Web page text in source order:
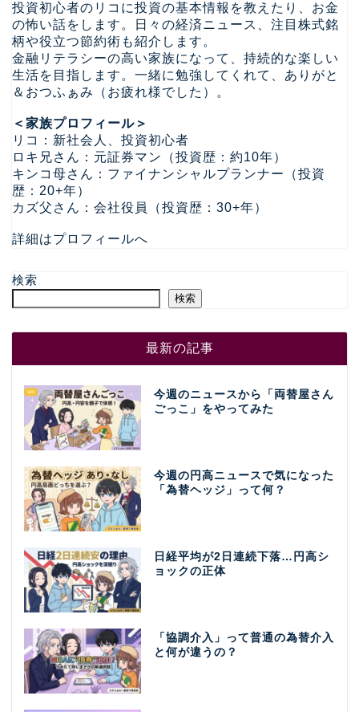
投資初心者のリコに投資の基本情報を教えたり、お金
の怖い話をします。日々の経済ニュース、注目株式銘
柄や役立つ節約術も紹介します。
金融リテラシーの高い家族になって、持続的な楽しい
生活を目指します。一緒に勉強してくれて、ありがと
＆おつふぁみ（お疲れ様でした）。
＜家族プロフィール＞
リコ：新社会人、投資初心者
ロキ兄さん：元証券マン（投資歴：約10年）
キンコ母さん：ファイナンシャルプランナー（投資
歴：20+年）
カズ父さん：会社役員（投資歴：30+年）
詳細はプロフィールへ
検索
検索
最新の記事
今週のニュースから「両替屋さん
ごっこ」をやってみた
今週の円高ニュースで気になった
「為替ヘッジ」って何？
日経平均が2日連続下落…円高シ
ョックの正体
「協調介入」って普通の為替介入
と何が違うの？